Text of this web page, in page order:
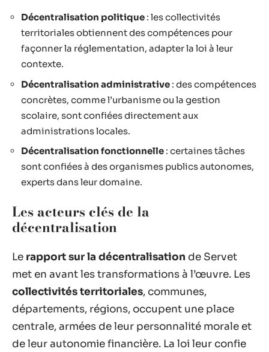
Décentralisation politique : les collectivités
territoriales obtiennent des compétences pour
façonner la réglementation, adapter la loi à leur
contexte.
Décentralisation administrative : des compétences
concrètes, comme l’urbanisme ou la gestion
scolaire, sont confiées directement aux
administrations locales.
Décentralisation fonctionnelle : certaines tâches
sont confiées à des organismes publics autonomes,
experts dans leur domaine.
Les acteurs clés de la
décentralisation
Le rapport sur la décentralisation de Servet
met en avant les transformations à l’œuvre. Les
collectivités territoriales, communes,
départements, régions, occupent une place
centrale, armées de leur personnalité morale et
de leur autonomie financière. La loi leur confie